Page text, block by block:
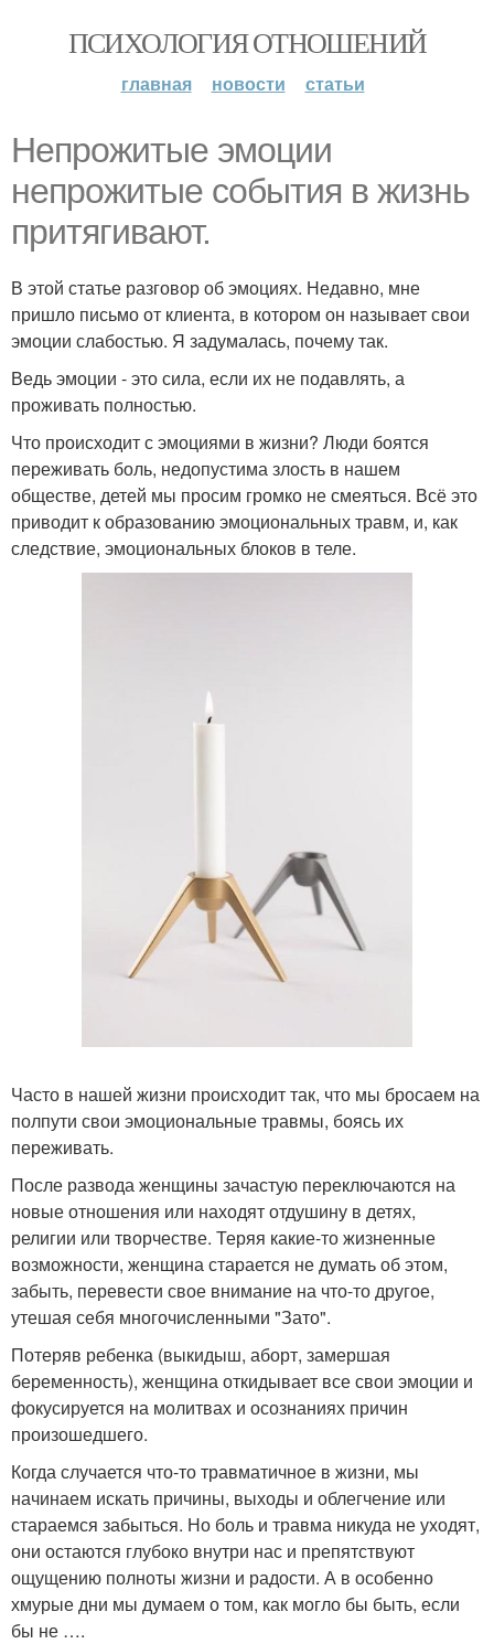
ПСИХОЛОГИЯ ОТНОШЕНИЙ
главная новости статьи
Непрожитые эмоции
непрожитые события в жизнь
притягивают.
В этой статье разговор об эмоциях. Недавно, мне
пришло письмо от клиента, в котором он называет свои
эмоции слабостью. Я задумалась, почему так.
Ведь эмоции - это сила, если их не подавлять, а
проживать полностью.
Что происходит с эмоциями в жизни? Люди боятся
переживать боль, недопустима злость в нашем
обществе, детей мы просим громко не смеяться. Всё это
приводит к образованию эмоциональных травм, и, как
следствие, эмоциональных блоков в теле.
Часто в нашей жизни происходит так, что мы бросаем на
полпути свои эмоциональные травмы, боясь их
переживать.
После развода женщины зачастую переключаются на
новые отношения или находят отдушину в детях,
религии или творчестве. Теряя какие-то жизненные
возможности, женщина старается не думать об этом,
забыть, перевести свое внимание на что-то другое,
утешая себя многочисленными "Зато".
Потеряв ребенка (выкидыш, аборт, замершая
беременность), женщина откидывает все свои эмоции и
фокусируется на молитвах и осознаниях причин
произошедшего.
Когда случается что-то травматичное в жизни, мы
начинаем искать причины, выходы и облегчение или
стараемся забыться. Но боль и травма никуда не уходят,
они остаются глубоко внутри нас и препятствуют
ощущению полноты жизни и радости. А в особенно
хмурые дни мы думаем о том, как могло бы быть, если
бы не ….